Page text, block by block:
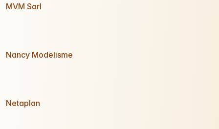
MVM Sarl
Nancy Modelisme
Netaplan